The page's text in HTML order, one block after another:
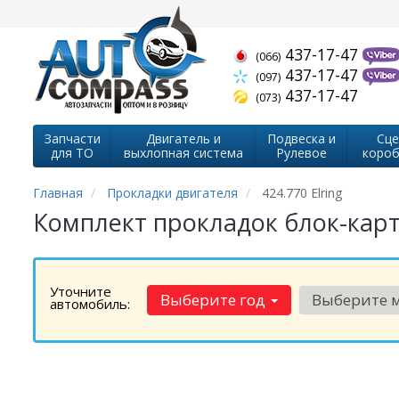
(066) 437-17-47
(097) 437-17-47
(073) 437-17-47
Запчасти
для ТО
Двигатель и
выхлопная система
Подвеска и
Рулевое
Главная Прокладки двигателя 424.770 Elring
Комплект прокладок блок-
Уточните
автомобиль: Выберите год Выберите